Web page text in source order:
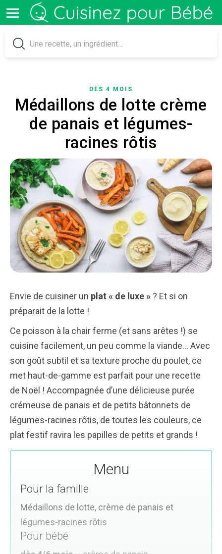
DÈS 4 MOIS
Médaillons de lotte crème
de panais et légumes-
racines rôtis
Envie de cuisiner un plat « de luxe » ? Et si on
préparait de la lotte !
Ce poisson à la chair ferme (et sans arêtes !) se
cuisine facilement, un peu comme la viande… Avec
son goût subtil et sa texture proche du poulet, ce
met haut-de-gamme est parfait pour une recette
de Noël ! Accompagnée d’une délicieuse purée
crémeuse de panais et de petits bâtonnets de
légumes-racines rôtis, de toutes les couleurs, ce
plat festif ravira les papilles de petits et grands !
Menu
Pour la famille
Médaillons de lotte, crème de panais et
légumes-racines rôtis
Pour bébé